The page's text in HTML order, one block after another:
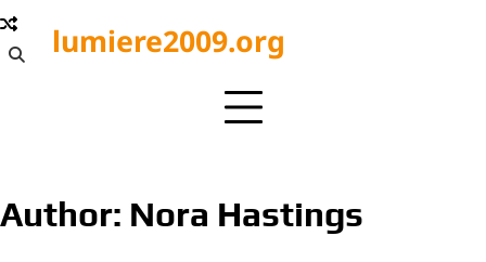
Skip
to
content
lumiere2009.org
Author: Nora Hastings